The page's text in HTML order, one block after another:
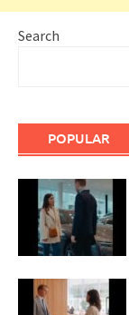
Search
POPULAR